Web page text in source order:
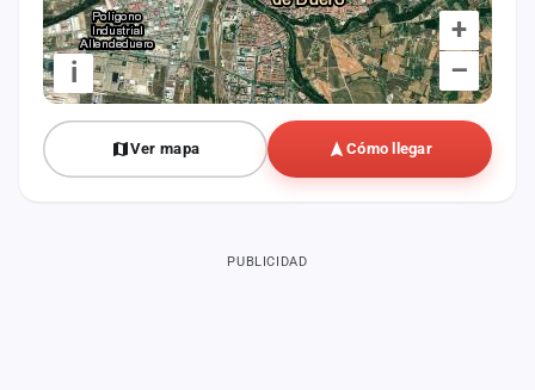
+
–
i
Ver mapa Cómo llegar
PUBLICIDAD